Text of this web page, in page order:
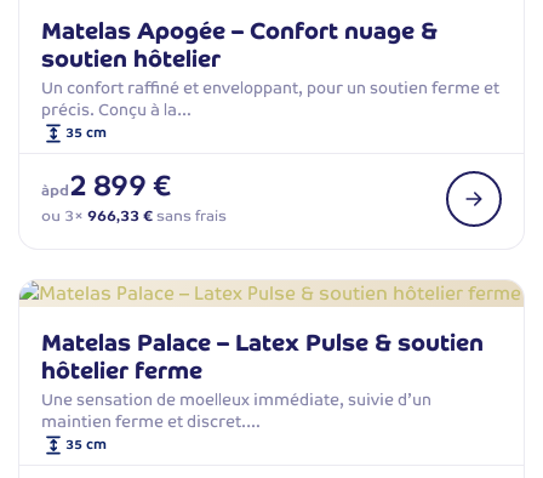
Matelas Apogée – Confort nuage &
soutien hôtelier
Un confort raffiné et enveloppant, pour un soutien ferme et
précis. Conçu à la…
35 cm
àpd2 899 €
ou 3× 966,33 €sans frais
Matelas Palace – Latex Pulse & soutien
hôtelier ferme
Une sensation de moelleux immédiate, suivie d’un
maintien ferme et discret.…
35 cm